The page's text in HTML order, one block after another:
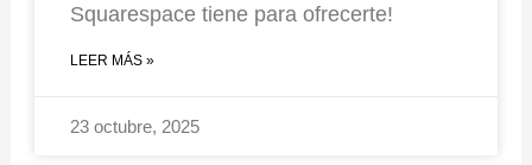
Squarespace tiene para ofrecerte!
LEER MÁS »
23 octubre, 2025